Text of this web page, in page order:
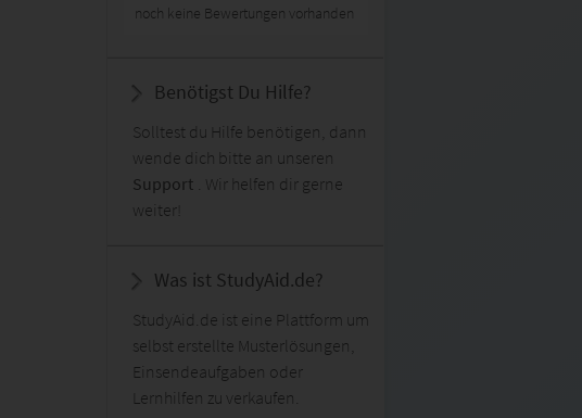
noch keine Bewertungen vorhanden
Benötigst Du Hilfe?
Solltest du Hilfe benötigen, dann
wende dich bitte an unseren
Support . Wir helfen dir gerne
weiter!
Was ist StudyAid.de?
StudyAid.de ist eine Plattform um
selbst erstellte Musterlösungen,
Einsendeaufgaben oder
Lernhilfen zu verkaufen.